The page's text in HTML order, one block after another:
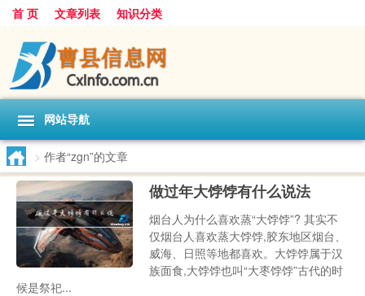
首 页 文章列表 知识分类
网站导航
> 作者“zgn”的文章
做过年大饽饽有什么说法
烟台人为什么喜欢蒸“大饽饽”? 其实不
仅烟台人喜欢蒸大饽饽,胶东地区烟台、
威海、日照等地都喜欢。大饽饽属于汉
族面食,大饽饽也叫“大枣饽饽”古代的时
候是祭祀...